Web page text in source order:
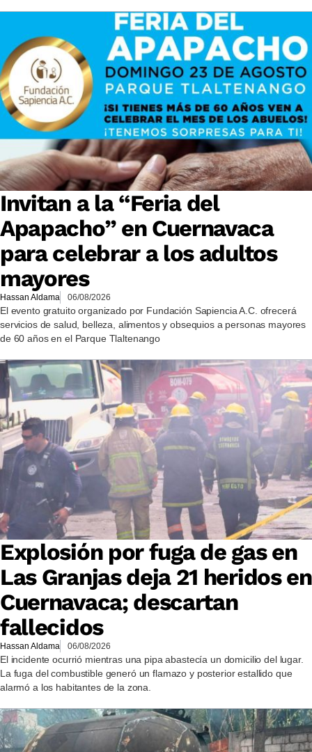
Invitan a la “Feria del
Apapacho” en Cuernavaca
para celebrar a los adultos
mayores
Hassan Aldama 06/08/2026
El evento gratuito organizado por Fundación Sapiencia A.C. ofrecerá
servicios de salud, belleza, alimentos y obsequios a personas mayores
de 60 años en el Parque Tlaltenango
Explosión por fuga de gas en
Las Granjas deja 21 heridos en
Cuernavaca; descartan
fallecidos
Hassan Aldama 06/08/2026
El incidente ocurrió mientras una pipa abastecía un domicilio del lugar.
La fuga del combustible generó un flamazo y posterior estallido que
alarmó a los habitantes de la zona.